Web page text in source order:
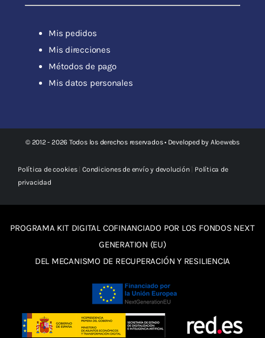
Mis pedidos
Mis direcciones
Métodos de pago
Mis datos personales
© 2012 - 2026 Todos los derechos reservados • Developed by Aloewebs
Política de cookies|Condiciones de envío y devolución| Política de
privacidad
PROGRAMA KIT DIGITAL COFINANCIADO POR LOS FONDOS NEXT
GENERATION (EU)
DEL MECANISMO DE RECUPERACIÓN Y RESILIENCIA